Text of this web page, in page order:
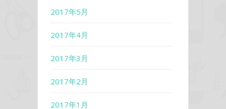
2017年5月
2017年4月
2017年3月
2017年2月
2017年1月